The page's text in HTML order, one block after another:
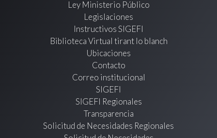
Ley Ministerio Público
Legislaciones
Instructivos SIGEFI
Biblioteca Virtual tirant lo blanch
Ubicaciones
Contacto
Correo institucional
SIGEFI
SIGEFI Regionales
Transparencia
Solicitud de Necesidades Regionales